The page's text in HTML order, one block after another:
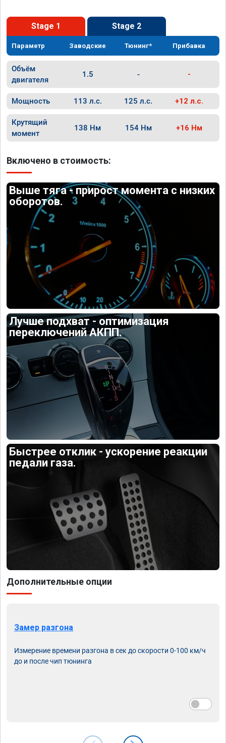
Stage 1 Stage 2
Параметр Заводские Тюнинг* Прибавка
Объём
двигателя
1.5 - -
Мощность 113 л.с. 125 л.с. +12 л.с.
Крутящий
момент
138 Нм 154 Нм +16 Нм
Включено в стоимость:
Выше тяга - прирост момента с низких
оборотов.
Лучше подхват - оптимизация
переключений АКПП.
Быстрее отклик - ускорение реакции
педали газа.
Дополнительные опции
Замер разгона
Измерение времени разгона в сек до скорости 0-100 км/ч
до и после чип тюнинга